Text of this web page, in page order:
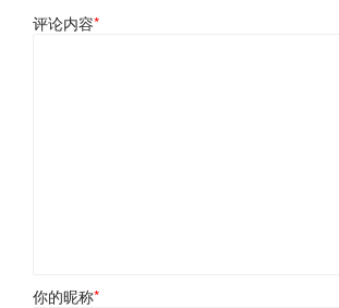
评论内容*
你的昵称*